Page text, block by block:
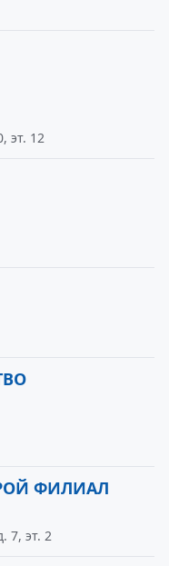
эт. 12
ФИЛИАЛ
7, эт. 2